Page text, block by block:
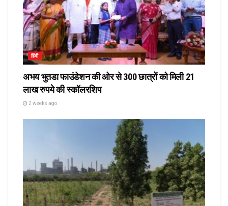
हिंदी
अभय भुतडा फाउंडेशन की ओर से 300 छात्रों को मिली 21
लाख रुपये की स्कॉलरशिप
2 weeks ago